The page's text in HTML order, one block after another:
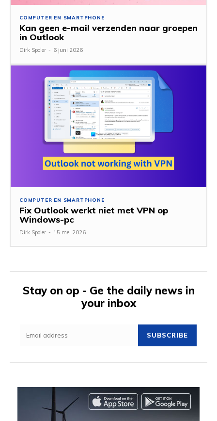
COMPUTER EN SMARTPHONE
Kan geen e-mail verzenden naar groepen
in Outlook
Dirk Spoler - 6 juni 2026
COMPUTER EN SMARTPHONE
Fix Outlook werkt niet met VPN op
Windows-pc
Dirk Spoler - 15 mei 2026
Stay on op - Ge the daily news in
your inbox
SUBSCRIBE